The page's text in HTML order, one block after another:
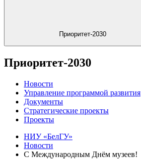
Приоритет-2030
Приоритет-2030
Новости
Управление программой развития
Документы
Стратегические проекты
Проекты
НИУ «БелГУ»
Новости
С Международным Днём музеев!